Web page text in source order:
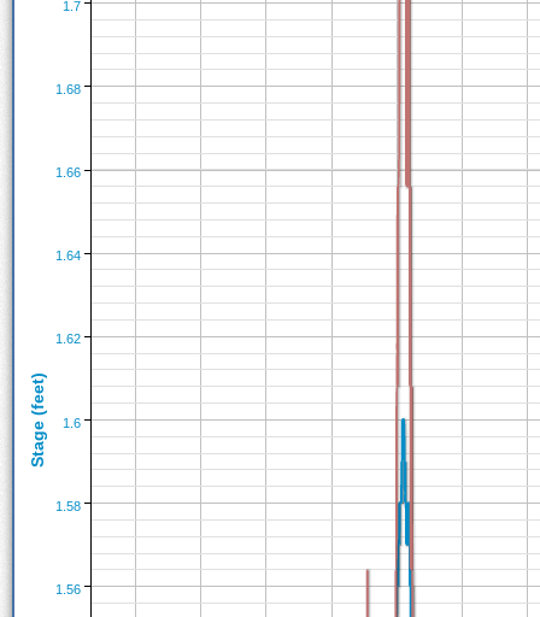
1.6
1.7
1.56
1.58
1.62
1.64
1.66
1.68
Stage (feet)